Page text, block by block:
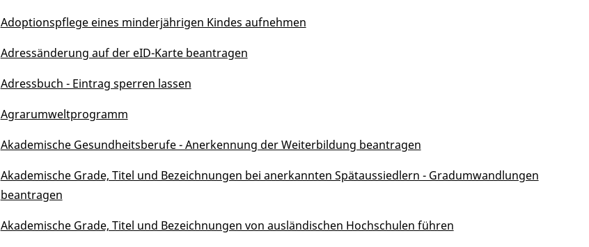
Adoptionspflege eines minderjährigen Kindes aufnehmen
Adressänderung auf der eID-Karte beantragen
Adressbuch - Eintrag sperren lassen
Agrarumweltprogramm
Akademische Gesundheitsberufe - Anerkennung der Weiterbildung beantragen
Akademische Grade, Titel und Bezeichnungen bei anerkannten Spätaussiedlern - Gradumwandlungen
beantragen
Akademische Grade, Titel und Bezeichnungen von ausländischen Hochschulen führen